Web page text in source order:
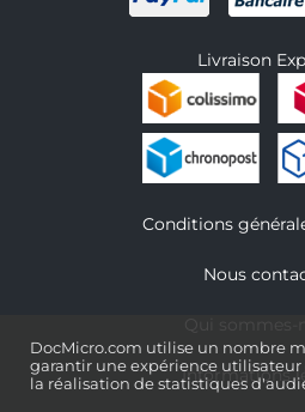
DocMicro.com utilise un nombre
garantir une expérience
la réalisation de statistiques
Livraison
Conditions
Nous
Informations